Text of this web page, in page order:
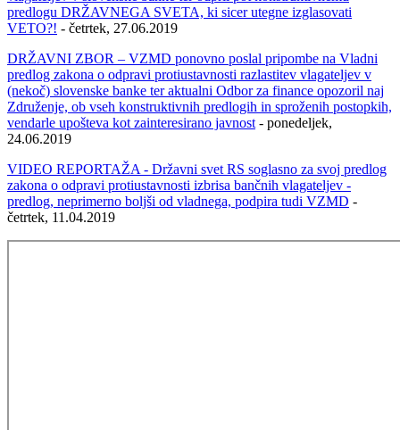
predlogu DRŽAVNEGA SVETA, ki sicer utegne izglasovati
VETO?! - četrtek, 27.06.2019
DRŽAVNI ZBOR – VZMD ponovno poslal pripombe na Vladni
predlog zakona o odpravi protiustavnosti razlastitev vlagateljev v
(nekoč) slovenske banke ter aktualni Odbor za finance opozoril naj
Združenje, ob vseh konstruktivnih predlogih in sproženih postopkih,
vendarle upošteva kot zainteresirano javnost - ponedeljek,
24.06.2019
VIDEO REPORTAŽA - Državni svet RS soglasno za svoj predlog
zakona o odpravi protiustavnosti izbrisa bančnih vlagateljev -
predlog, neprimerno boljši od vladnega, podpira tudi VZMD -
četrtek, 11.04.2019